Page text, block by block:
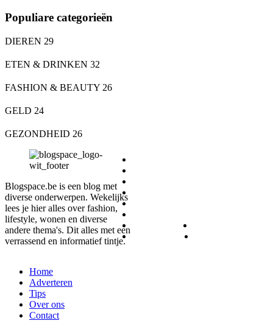
Populiare categorieën
DIEREN 29
ETEN & DRINKEN 32
FASHION & BEAUTY 26
GELD 24
GEZONDHEID 26
Blogspace.be is een blog met
diverse onderwerpen. Wekelijks
lees je hier alles over fashion,
lifestyle, wonen en diverse
andere thema's. Dit alles met een
verrassend en informatief tintje.
Home
Adverteren
Tips
Over ons
Contact